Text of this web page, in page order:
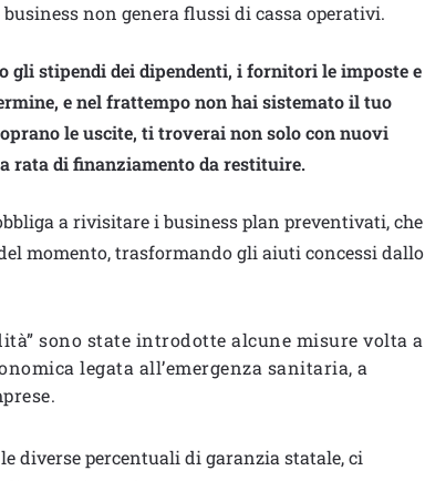
non genera flussi di cassa operativi.
gli stipendi dei dipendenti, i fornitori le imposte e
e nel frattempo non hai sistemato il tuo
le uscite, ti troverai non solo con nuovi
rata di finanziamento da restituire.
a rivisitare i business plan preventivati, che
momento, trasformando gli aiuti concessi dallo
sono state introdotte alcune misure volta a
legata all’emergenza sanitaria, a
diverse percentuali di garanzia statale, ci